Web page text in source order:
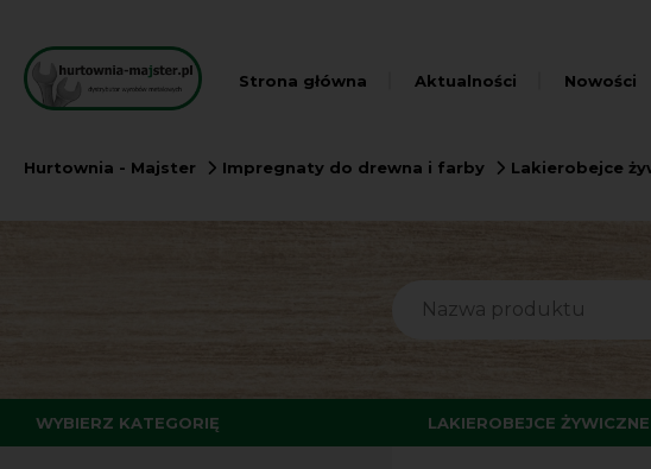
Strona główna Aktualności Nowości
Hurtownia - Majster Impregnaty do drewna i farby Lakierobejce
WYBIERZ KATEGORIĘ LAKIEROBEJCE